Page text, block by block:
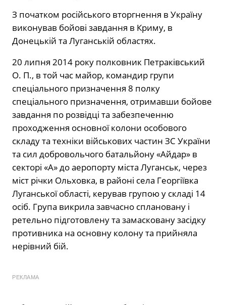
З початком російського вторгнення в Україну
виконував бойові завдання в Криму, в
Донецькій та Луганській областях.
20 липня 2014 року полковник Петраківський
О. П., в той час майор, командир групи
спеціального призначення 8 полку
спеціального призначення, отримавши бойове
завдання по розвідці та забезпеченню
проходження основної колони особового
складу та техніки військових частин ЗС України
та сил добровольчого батальйону «Айдар» в
секторі «А» до аеропорту міста Луганськ, через
міст річки Ольховка, в районі села Георгіївка
Луганської області, керував групою у складі 14
осіб. Група викрила завчасно сплановану і
ретельно підготовлену та замасковану засідку
противника на основну колону та прийняла
нерівний бій.
РЕКЛАМА